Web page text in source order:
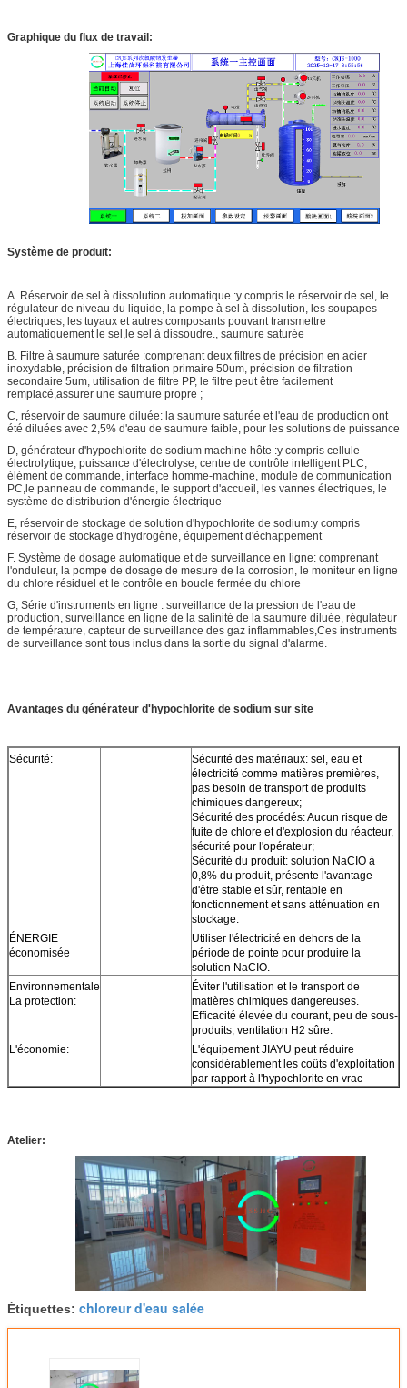
Graphique du flux de travail:
Système de produit:
A. Réservoir de sel à dissolution automatique :y compris le réservoir de sel, le
régulateur de niveau du liquide, la pompe à sel à dissolution, les soupapes
électriques, les tuyaux et autres composants pouvant transmettre
automatiquement le sel,le sel à dissoudre., saumure saturée
B. Filtre à saumure saturée :comprenant deux filtres de précision en acier
inoxydable, précision de filtration primaire 50um, précision de filtration
secondaire 5um, utilisation de filtre PP, le filtre peut être facilement
remplacé,assurer une saumure propre ;
C, réservoir de saumure diluée: la saumure saturée et l'eau de production ont
été diluées avec 2,5% d'eau de saumure faible, pour les solutions de puissance
D, générateur d'hypochlorite de sodium machine hôte :y compris cellule
électrolytique, puissance d'électrolyse, centre de contrôle intelligent PLC,
élément de commande, interface homme-machine, module de communication
PC,le panneau de commande, le support d'accueil, les vannes électriques, le
système de distribution d'énergie électrique
E, réservoir de stockage de solution d'hypochlorite de sodium:y compris
réservoir de stockage d'hydrogène, équipement d'échappement
F. Système de dosage automatique et de surveillance en ligne: comprenant
l'onduleur, la pompe de dosage de mesure de la corrosion, le moniteur en ligne
du chlore résiduel et le contrôle en boucle fermée du chlore
G, Série d'instruments en ligne : surveillance de la pression de l'eau de
production, surveillance en ligne de la salinité de la saumure diluée, régulateur
de température, capteur de surveillance des gaz inflammables,Ces instruments
de surveillance sont tous inclus dans la sortie du signal d'alarme.
Avantages du générateur d'hypochlorite de sodium sur site
Sécurité:
Sécurité des matériaux: sel, eau et
électricité comme matières premières,
pas besoin de transport de produits
chimiques dangereux;
Sécurité des procédés: Aucun risque de
fuite de chlore et d'explosion du réacteur,
sécurité pour l'opérateur;
Sécurité du produit: solution NaCIO à
0,8% du produit, présente l'avantage
d'être stable et sûr, rentable en
fonctionnement et sans atténuation en
stockage.
ÉNERGIE
économisée
Utiliser l'électricité en dehors de la
période de pointe pour produire la
solution NaCIO.
Environnementale
La protection:
Éviter l'utilisation et le transport de
matières chimiques dangereuses.
Efficacité élevée du courant, peu de sous-
produits, ventilation H2 sûre.
L'économie:
L'équipement JIAYU peut réduire
considérablement les coûts d'exploitation
par rapport à l'hypochlorite en vrac
Atelier:
Étiquettes: chloreur d'eau salée